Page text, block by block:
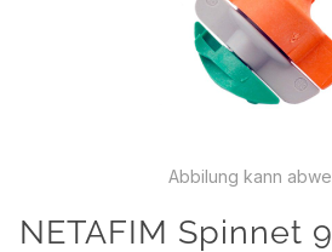
Abbilung kann
NETAFIM Spinnet